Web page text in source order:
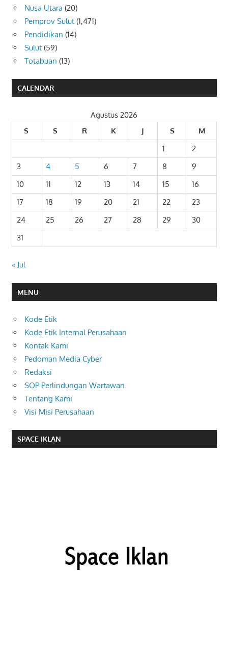
Nusa Utara (20)
Pemprov Sulut (1,471)
Pendidikan (14)
Sulut (59)
Totabuan (13)
CALENDAR
Agustus 2026
S
S R K J S
M
1
2
3
4 5 6 7 8
9
10
11 12 13 14 15
16
17
18 19 20 21 22
23
24
25 26 27 28 29
30
31
« Jul
MENU
Kode Etik
Kode Etik Internal Perusahaan
Kontak Kami
Pedoman Media Cyber
Redaksi
SOP Perlindungan Wartawan
Tentang Kami
Visi Misi Perusahaan
SPACE IKLAN